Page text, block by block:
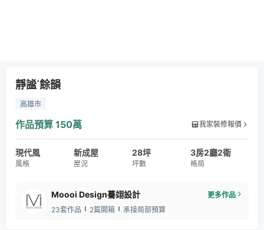
靜謐˙餘韻
高雄市
作品預算 150萬 我家裝修報價
現代風
風格
新成屋
屋況
28坪
坪數
3房2廳2衛
格局
Moooi Design驀翊設計
更多作品
23套作品
2篇開箱 承接局部預算